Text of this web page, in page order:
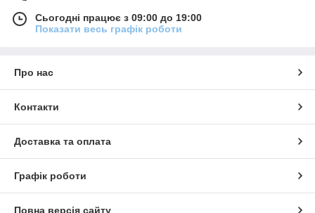
Сьогодні працює з 09:00 до 19:00
Показати весь графік роботи
Про нас
Контакти
Доставка та оплата
Графік роботи
Повна версія сайту